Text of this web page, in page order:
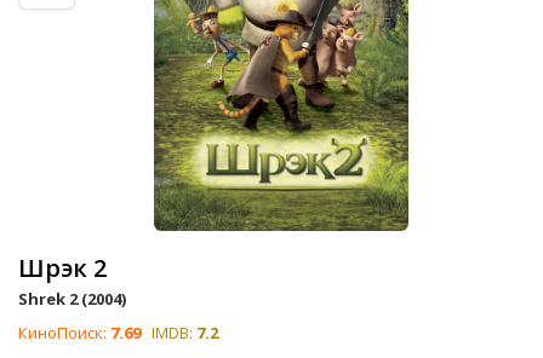
Шрэк 2
Shrek 2 (2004)
КиноПоиск: 7.69 IMDB: 7.2